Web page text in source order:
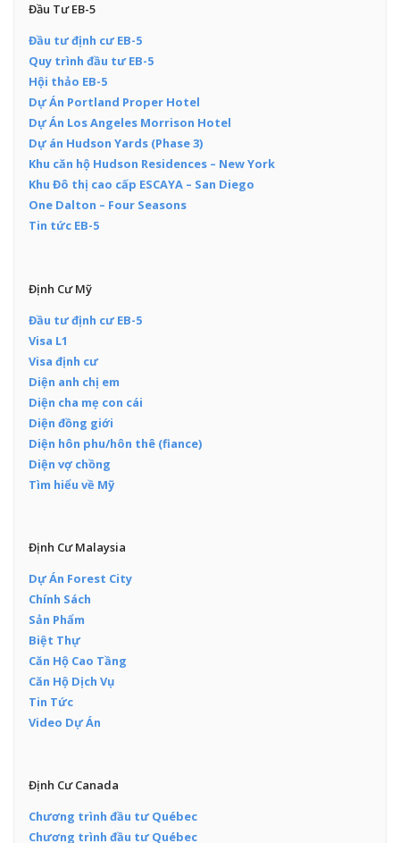
Đầu Tư EB-5
Đầu tư định cư EB-5
Quy trình đầu tư EB-5
Hội thảo EB-5
Dự Án Portland Proper Hotel
Dự Án Los Angeles Morrison Hotel
Dự án Hudson Yards (Phase 3)
Khu căn hộ Hudson Residences – New York
Khu Đô thị cao cấp ESCAYA – San Diego
One Dalton – Four Seasons
Tin tức EB-5
Định Cư Mỹ
Đầu tư định cư EB-5
Visa L1
Visa định cư
Diện anh chị em
Diện cha mẹ con cái
Diện đồng giới
Diện hôn phu/hôn thê (fiance)
Diện vợ chồng
Tìm hiểu về Mỹ
Định Cư Malaysia
Dự Án Forest City
Chính Sách
Sản Phẩm
Biệt Thự
Căn Hộ Cao Tầng
Căn Hộ Dịch Vụ
Tin Tức
Video Dự Án
Định Cư Canada
Chương trình đầu tư Québec
Chương trình đầu tư Québec